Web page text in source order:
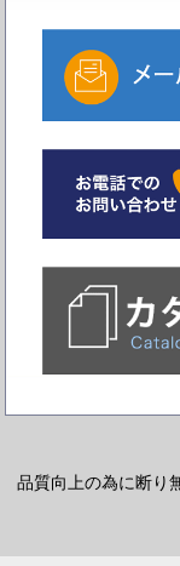
品質向上の為に断り